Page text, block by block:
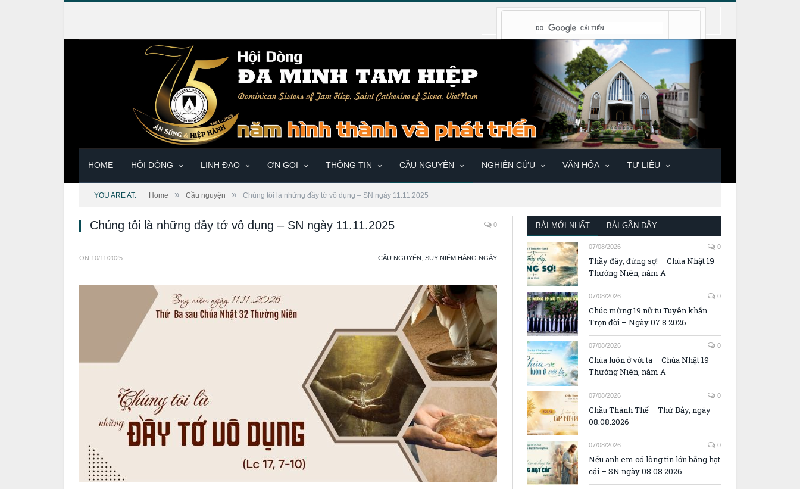
HOME HỘI DÒNG LINH ĐẠO ƠN GỌI THÔNG TIN CẦU NGUYỆN NGHIÊN CỨU VĂN HÓA TƯ LIỆU
YOU ARE AT: Home » Cầu nguyện » Chúng tôi là những đầy tớ vô dụng – SN ngày 11.11.2025
Chúng tôi là những đầy tớ vô dụng – SN ngày 11.11.2025 0
ON 10/11/2025 CẦU NGUYỆN SUY NIỆM HẰNG NGÀY
BÀI MỚI NHẤT BÀI GẦN ĐÂY
07/08/2026 0
Thầy đây, đừng sợ! – Chúa Nhật 19
Thường Niên, năm A
07/08/2026 0
Chúc mừng 19 nữ tu Tuyên khấn
Trọn đời – Ngày 07.8.2026
07/08/2026 0
Chúa luôn ở với ta – Chúa Nhật 19
Thường Niên, năm A
07/08/2026 0
Chầu Thánh Thể – Thứ Bảy, ngày
08.08.2026
07/08/2026 0
Nếu anh em có lòng tin lớn bằng hạt
cải – SN ngày 08.08.2026